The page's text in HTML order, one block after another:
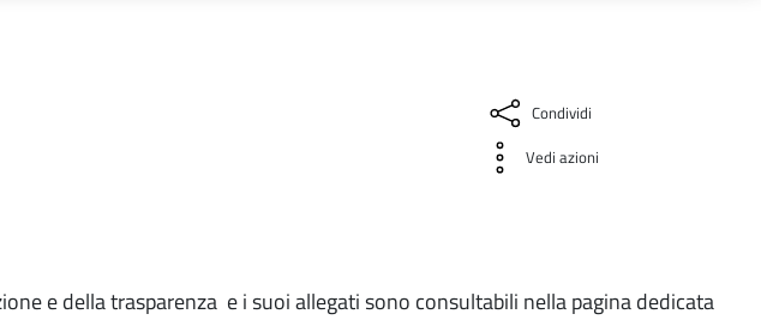
Condividi
Vedi azioni
e della trasparenza e i suoi allegati sono consultabili nella pagina dedicata